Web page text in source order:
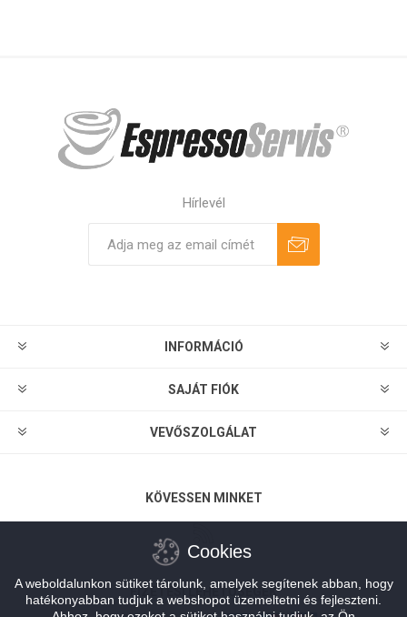
Hírlevél
INFORMÁCIÓ
SAJÁT FIÓK
VEVŐSZOLGÁLAT
KÖVESSEN MINKET
FIZETÉSI LEHETŐSÉGEK
Cookies
A weboldalunkon sütiket tárolunk, amelyek segítenek abban, hogy
hatékonyabban tudjuk a webshopot üzemeltetni és fejleszteni.